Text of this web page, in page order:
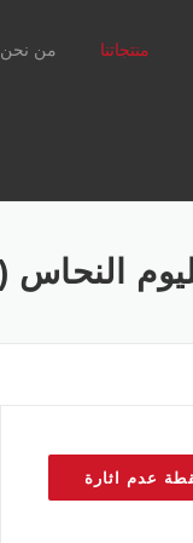
من نحن منتجاتنا